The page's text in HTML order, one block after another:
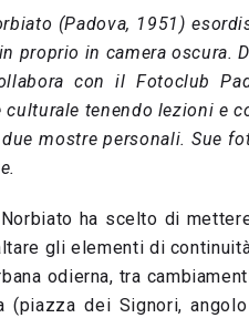
(Padova, 1951)
proprio in camera oscura.
con il Fotoclub
culturale tenendo lezioni e
due mostre personali. Sue
ha scelto di
gli elementi di
odierna, tra
(piazza dei Signori,